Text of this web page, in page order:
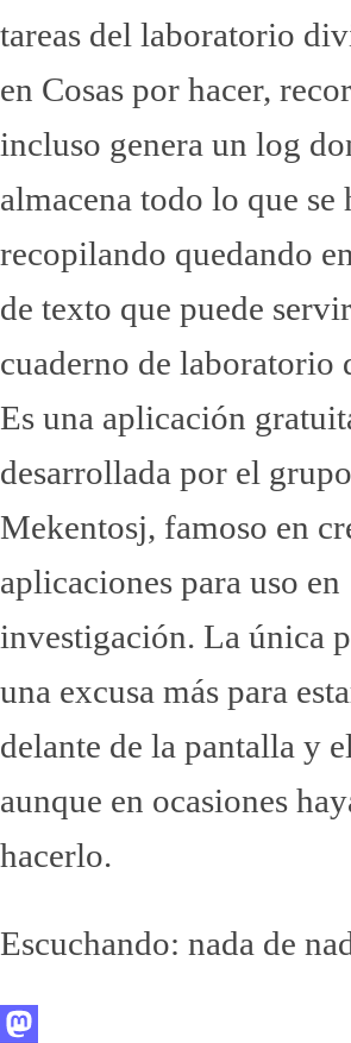
tareas del laboratorio
en Cosas por hacer,
incluso genera un log
almacena todo lo que se
recopilando quedando
de texto que puede
cuaderno de laboratorio
Es una aplicación
desarrollada por el
Mekentosj, famoso en
aplicaciones para uso en
investigación. La única
una excusa más para
delante de la pantalla y
aunque en ocasiones
hacerlo.
Escuchando: nada de